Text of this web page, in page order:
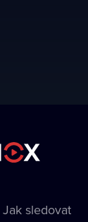
Jak sledovat